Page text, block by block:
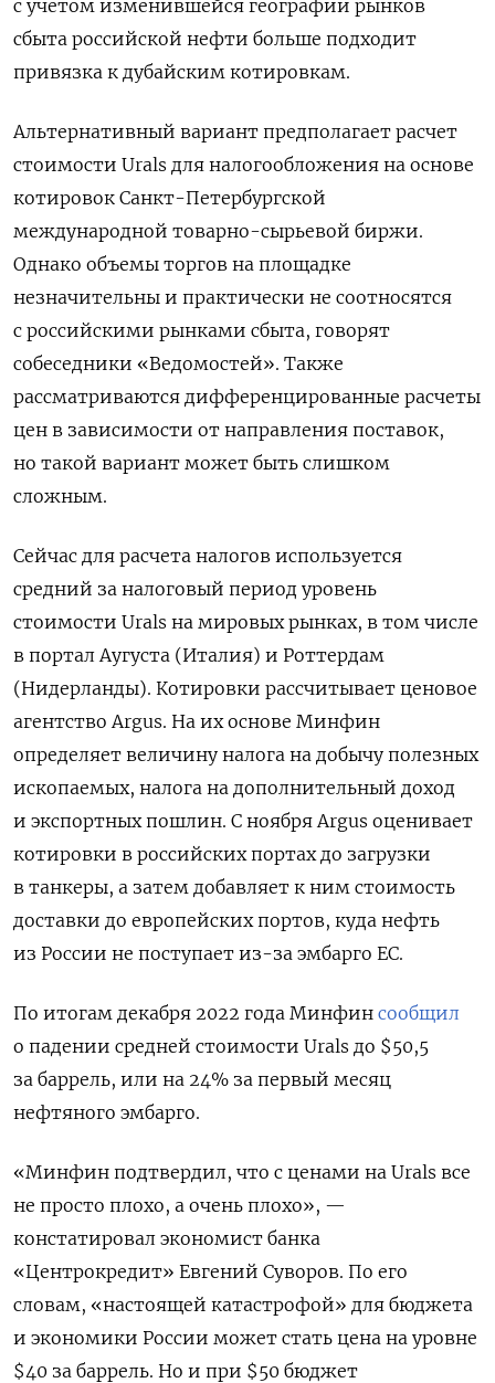
с учетом изменившейся географии рынков
сбыта российской нефти больше подходит
привязка к дубайским котировкам.
Альтернативный вариант предполагает расчет
стоимости Urals для налогообложения на основе
котировок Санкт-Петербургской
международной товарно-сырьевой биржи.
Однако объемы торгов на площадке
незначительны и практически не соотносятся
с российскими рынками сбыта, говорят
собеседники «Ведомостей». Также
рассматриваются дифференцированные расчеты
цен в зависимости от направления поставок,
но такой вариант может быть слишком
сложным.
Сейчас для расчета налогов используется
средний за налоговый период уровень
стоимости Urals на мировых рынках, в том числе
в портал Аугуста (Италия) и Роттердам
(Нидерланды). Котировки рассчитывает ценовое
агентство Argus. На их основе Минфин
определяет величину налога на добычу полезных
ископаемых, налога на дополнительный доход
и экспортных пошлин. С ноября Argus оценивает
котировки в российских портах до загрузки
в танкеры, а затем добавляет к ним стоимость
доставки до европейских портов, куда нефть
из России не поступает из-за эмбарго ЕС.
По итогам декабря 2022 года Минфин сообщил
о падении средней стоимости Urals до $50,5
за баррель, или на 24% за первый месяц
нефтяного эмбарго.
«Минфин подтвердил, что с ценами на Urals все
не просто плохо, а очень плохо», —
констатировал экономист банка
«Центрокредит» Евгений Суворов. По его
словам, «настоящей катастрофой» для бюджета
и экономики России может стать цена на уровне
$40 за баррель. Но и при $50 бюджет